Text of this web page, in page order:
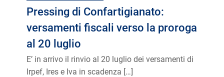
Pressing di Confartigianato:
versamenti fiscali verso la proroga
al 20 luglio
E’ in arrivo il rinvio al 20 luglio dei versamenti di
Irpef, Ires e Iva in scadenza […]